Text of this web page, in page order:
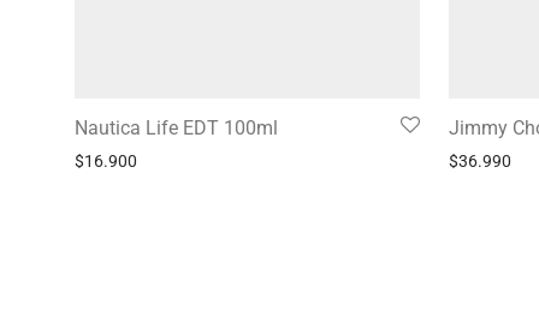
Nautica Life EDT 100ml
$16.900
Jimmy
$36.990